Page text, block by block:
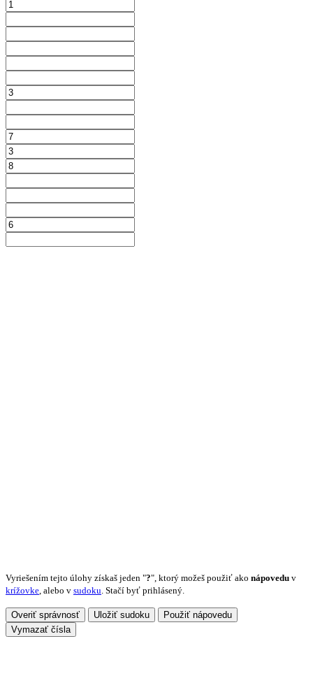
Vyriešením tejto úlohy získaš jeden "?", ktorý možeš použiť ako nápovedu v
krížovke, alebo v sudoku. Stačí byť prihlásený.